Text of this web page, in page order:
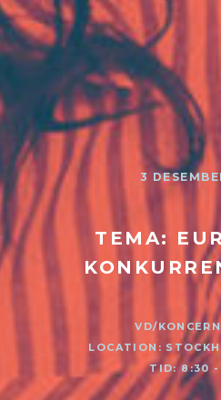
3
TEMA:
VD/
LOCATION:
TID: 8:30 -